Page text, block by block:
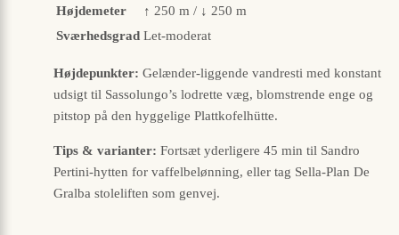
Højdemeter
↑ 250 m / ↓ 250 m
Sværhedsgrad Let-moderat
Højdepunkter: Gelænder-liggende vandresti med konstant
udsigt til Sassolungo’s lodrette væg, blomstrende enge og
pitstop på den hyggelige Plattkofelhütte.
Tips & varianter: Fortsæt yderligere 45 min til Sandro
Pertini-hytten for vaffelbelønning, eller tag Sella-Plan De
Gralba stoleliften som genvej.